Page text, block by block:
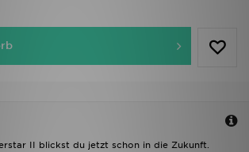
II blickst du jetzt schon in die Zukunft.